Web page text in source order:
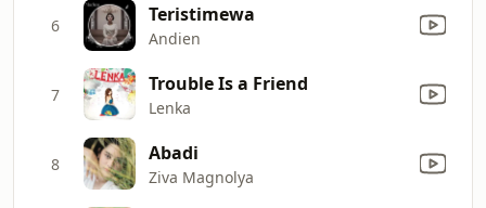
6 Teristimewa
Andien
7 Trouble Is a Friend
Lenka
8 Abadi
Ziva Magnolya